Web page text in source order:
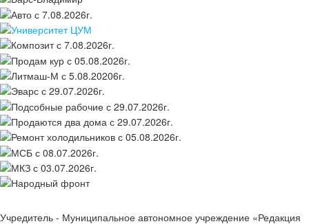
Учредитель - Муниципальное автономное учреждение «Редакция